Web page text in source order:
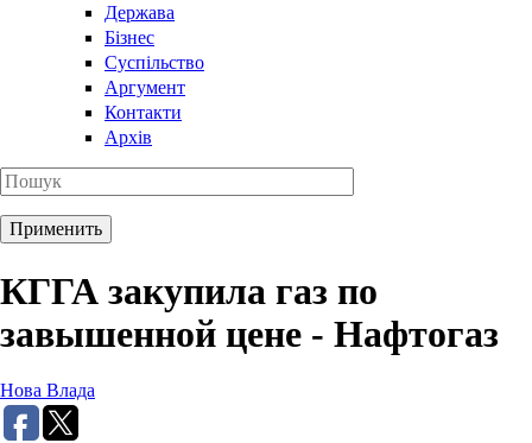
Держава
Бізнес
Суспільство
Аргумент
Контакти
Архів
КГГА закупила газ по
завышенной цене - Нафтогаз
Нова Влада